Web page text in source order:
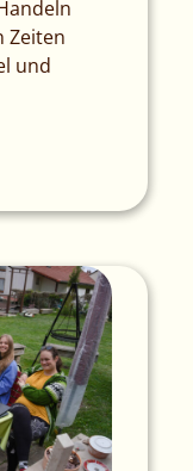
Zeiten
und